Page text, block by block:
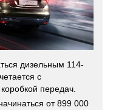
дизельным 114-
с
передач.
от 899 000